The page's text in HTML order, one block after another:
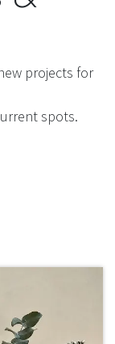
projects for
spots.